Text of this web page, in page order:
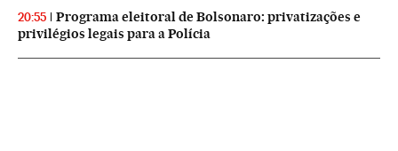
20:55
Programa eleitoral de Bolsonaro: privatizações e
privilégios legais para a Polícia